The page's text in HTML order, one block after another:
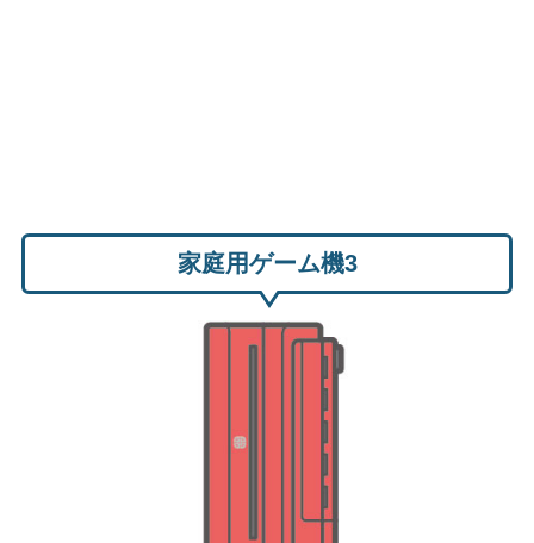
家庭用ゲーム機3